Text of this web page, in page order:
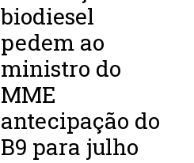
biodiesel
pedem ao
ministro do
MME
antecipação do
B9 para julho